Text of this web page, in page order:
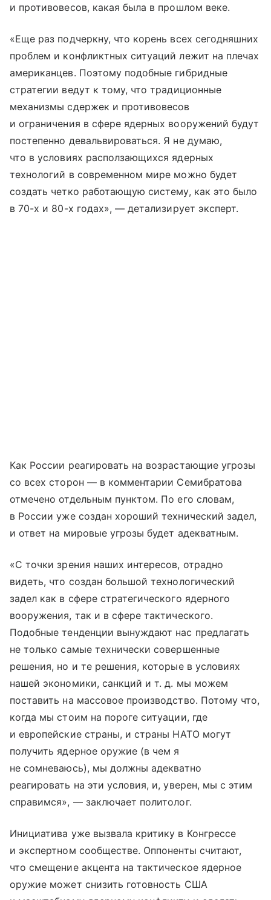
и противовесов, какая была в прошлом веке.
«Еще раз подчеркну, что корень всех сегодняшних
проблем и конфликтных ситуаций лежит на плечах
американцев. Поэтому подобные гибридные
стратегии ведут к тому, что традиционные
механизмы сдержек и противовесов
и ограничения в сфере ядерных вооружений будут
постепенно девальвироваться. Я не думаю,
что в условиях расползающихся ядерных
технологий в современном мире можно будет
создать четко работающую систему, как это было
в 70-х и 80-х годах», — детализирует эксперт.
Как России реагировать на возрастающие угрозы
со всех сторон — в комментарии Семибратова
отмечено отдельным пунктом. По его словам,
в России уже создан хороший технический задел,
и ответ на мировые угрозы будет адекватным.
«С точки зрения наших интересов, отрадно
видеть, что создан большой технологический
задел как в сфере стратегического ядерного
вооружения, так и в сфере тактического.
Подобные тенденции вынуждают нас предлагать
не только самые технически совершенные
решения, но и те решения, которые в условиях
нашей экономики, санкций и т. д. мы можем
поставить на массовое производство. Потому что,
когда мы стоим на пороге ситуации, где
и европейские страны, и страны НАТО могут
получить ядерное оружие (в чем я
не сомневаюсь), мы должны адекватно
реагировать на эти условия, и, уверен, мы с этим
справимся», — заключает политолог.
Инициатива уже вызвала критику в Конгрессе
и экспертном сообществе. Оппоненты считают,
что смещение акцента на тактическое ядерное
оружие может снизить готовность США